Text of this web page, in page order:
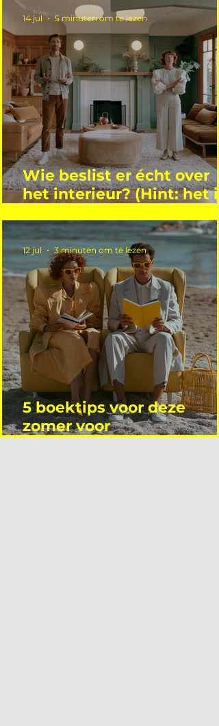
Wie beslist er écht over
het interieur? (Hint: het is
14 jul 5 minuten om te lezen
5 boektips voor deze
zomer voor
12 jul 3 minuten om te lezen